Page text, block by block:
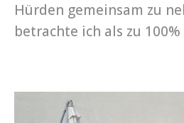
Hürden gemeinsam zu
betrachte ich als zu